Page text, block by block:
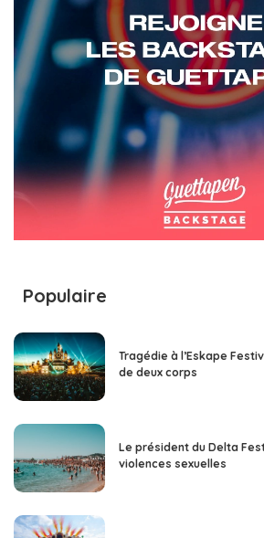
Populaire
Tragédie à l’Eskape
de deux corps
Le président du Delta
violences sexuelles